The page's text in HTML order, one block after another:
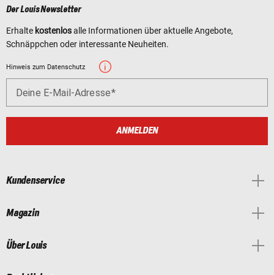
Der Louis Newsletter
Erhalte kostenlosalle Informationen über aktuelle Angebote,
Schnäppchen oder interessante Neuheiten.
Hinweis zum Datenschutz
Deine E-Mail-Adresse
ANMELDEN
Kundenservice
Magazin
Über Louis